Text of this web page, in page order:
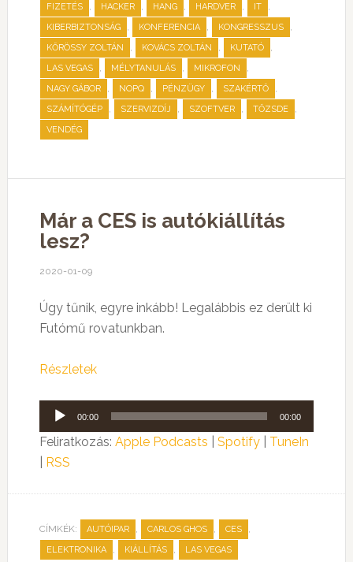
FIZETÉS , HACKER , HANG , HARDVER , IT ,
KIBERBIZTONSÁG , KONFERENCIA , KONGRESSZUS ,
KŐRÖSSY ZOLTÁN , KOVÁCS ZOLTÁN , KUTATÓ ,
LAS VEGAS , MÉLYTANULÁS , MIKROFON ,
NAGY GÁBOR , NOPQ , PÉNZÜGY , SZAKÉRTŐ ,
SZÁMÍTÓGÉP , SZERVIZDÍJ , SZOFTVER , TŐZSDE ,
VENDÉG
Már a CES is autókiállítás
lesz?
2020-01-09
Úgy tűnik, egyre inkább! Legalábbis ez derült ki
Futómű rovatunkban.
Részletek
Audió
lejátszó
00:00 00:00
Feliratkozás: Apple Podcasts Spotify| TuneIn
RSS
CÍMKÉK: AUTÓIPAR , CARLOS GHOS , CES ,
ELEKTRONIKA , KIÁLLÍTÁS , LAS VEGAS